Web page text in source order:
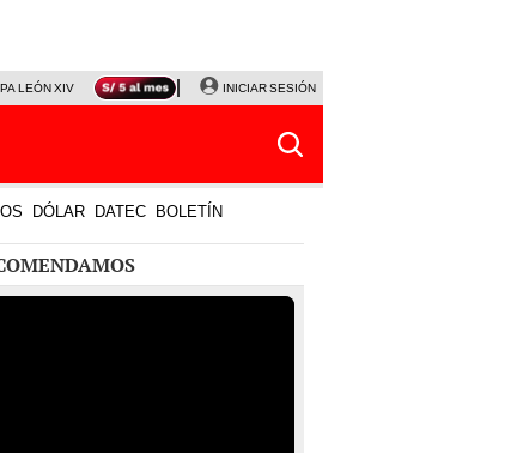
LEÓN XIV NALDY SALDAÑA LA BELLA LUZ
INICIAR SESIÓN
DÓLAR DATEC BOLETÍN